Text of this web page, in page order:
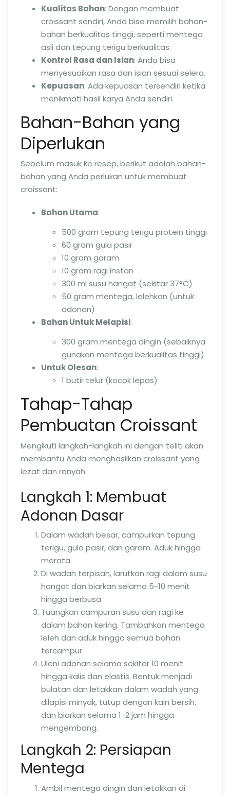
Kualitas Bahan: Dengan membuat
croissant sendiri, Anda bisa memilih bahan-
bahan berkualitas tinggi, seperti mentega
asli dan tepung terigu berkualitas.
Kontrol Rasa dan Isian: Anda bisa
menyesuaikan rasa dan isian sesuai selera.
Kepuasan: Ada kepuasan tersendiri ketika
menikmati hasil karya Anda sendiri.
Bahan-Bahan yang
Diperlukan
Sebelum masuk ke resep, berikut adalah bahan-
bahan yang Anda perlukan untuk membuat
croissant:
Bahan Utama:
500 gram tepung terigu protein tinggi
60 gram gula pasir
10 gram garam
10 gram ragi instan
300 ml susu hangat (sekitar 37°C)
50 gram mentega, lelehkan (untuk
adonan)
Bahan Untuk Melapisi:
300 gram mentega dingin (sebaiknya
gunakan mentega berkualitas tinggi)
Untuk Olesan:
1 butir telur (kocok lepas)
Tahap-Tahap
Pembuatan Croissant
Mengikuti langkah-langkah ini dengan teliti akan
membantu Anda menghasilkan croissant yang
lezat dan renyah.
Langkah 1: Membuat
Adonan Dasar
Dalam wadah besar, campurkan tepung
terigu, gula pasir, dan garam. Aduk hingga
merata.
Di wadah terpisah, larutkan ragi dalam susu
hangat dan biarkan selama 5-10 menit
hingga berbusa.
Tuangkan campuran susu dan ragi ke
dalam bahan kering. Tambahkan mentega
leleh dan aduk hingga semua bahan
tercampur.
Uleni adonan selama sekitar 10 menit
hingga kalis dan elastis. Bentuk menjadi
bulatan dan letakkan dalam wadah yang
dilapisi minyak, tutup dengan kain bersih,
dan biarkan selama 1-2 jam hingga
mengembang.
Langkah 2: Persiapan
Mentega
Ambil mentega dingin dan letakkan di